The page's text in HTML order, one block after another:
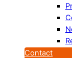
Contact